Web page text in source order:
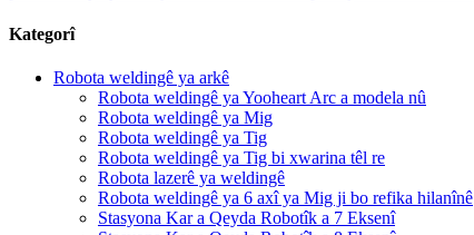
Kategorî
Robota weldingê ya arkê
Robota weldingê ya Yooheart Arc a modela nû
Robota weldingê ya Mig
Robota weldingê ya Tig
Robota weldingê ya Tig bi xwarina têl re
Robota lazerê ya weldingê
Robota weldingê ya 6 axî ya Mig ji bo refika hilanînê
Stasyona Kar a Qeyda Robotîk a 7 Eksenî